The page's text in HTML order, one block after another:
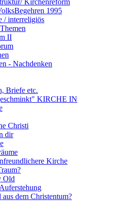
Kirchenreform
1995
/ interreligiös
II
- Nachdenken
Briefe etc.
KIRCHE IN
Christi
dir
Kirche
Old
aus dem Christentum?